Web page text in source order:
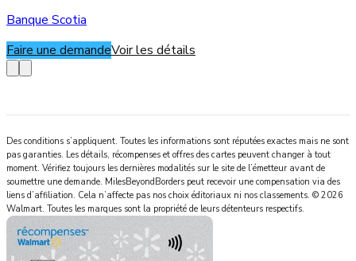
Banque Scotia
Faire une demandeVoir les détails
Des conditions s’appliquent. Toutes les informations sont réputées exactes mais ne sont
pas garanties. Les détails, récompenses et offres des cartes peuvent changer à tout
moment. Vérifiez toujours les dernières modalités sur le site de l’émetteur avant de
soumettre une demande. MilesBeyondBorders peut recevoir une compensation via des
liens d’affiliation. Cela n’affecte pas nos choix éditoriaux ni nos classements. © 2026
Walmart. Toutes les marques sont la propriété de leurs détenteurs respectifs.